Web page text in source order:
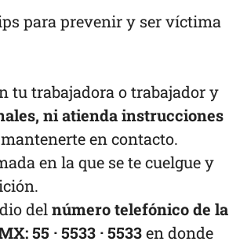
para prevenir y ser víctima
tu trabajadora o trabajador y
ni atienda instrucciones
en contacto.
en la que se te cuelgue y
delnúmero telefónico de la
55 · 5533 · 5533en donde